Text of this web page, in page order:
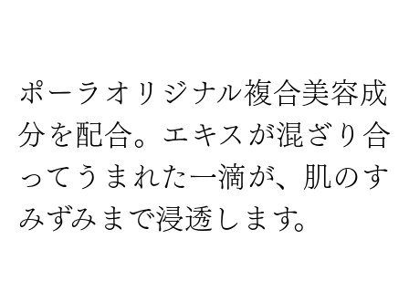
ポーラオリジナル複合美容成
分を配合。 エキスが混ざり合
ってうまれた一滴が、肌のす
みずみまで浸透します。